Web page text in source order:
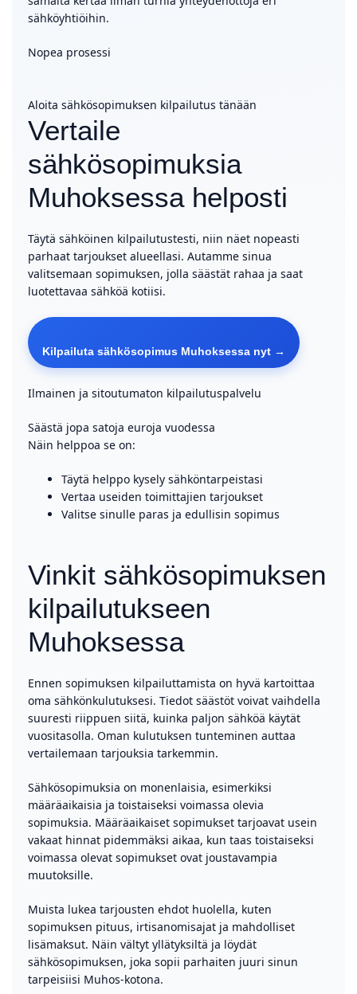
sähköyhtiöihin.
Nopea prosessi
Aloita sähkösopimuksen kilpailutus tänään
Vertaile
sähkösopimuksia
Muhoksessa helposti
Täytä sähköinen kilpailutustesti, niin näet nopeasti
parhaat tarjoukset alueellasi. Autamme sinua
valitsemaan sopimuksen, jolla säästät rahaa ja saat
luotettavaa sähköä kotiisi.
Kilpailuta sähkösopimus Muhoksessa nyt →
Ilmainen ja sitoutumaton kilpailutuspalvelu
Säästä jopa satoja euroja vuodessa
Näin helppoa se on:
Täytä helppo kysely sähköntarpeistasi
Vertaa useiden toimittajien tarjoukset
Valitse sinulle paras ja edullisin sopimus
Vinkit sähkösopimuksen
kilpailutukseen
Muhoksessa
Ennen sopimuksen kilpailuttamista on hyvä kartoittaa
oma sähkönkulutuksesi. Tiedot säästöt voivat vaihdella
suuresti riippuen siitä, kuinka paljon sähköä käytät
vuositasolla. Oman kulutuksen tunteminen auttaa
vertailemaan tarjouksia tarkemmin.
Sähkösopimuksia on monenlaisia, esimerkiksi
määräaikaisia ja toistaiseksi voimassa olevia
sopimuksia. Määräaikaiset sopimukset tarjoavat usein
vakaat hinnat pidemmäksi aikaa, kun taas toistaiseksi
voimassa olevat sopimukset ovat joustavampia
muutoksille.
Muista lukea tarjousten ehdot huolella, kuten
sopimuksen pituus, irtisanomisajat ja mahdolliset
lisämaksut. Näin vältyt yllätyksiltä ja löydät
sähkösopimuksen, joka sopii parhaiten juuri sinun
tarpeisiisi Muhos-kotona.